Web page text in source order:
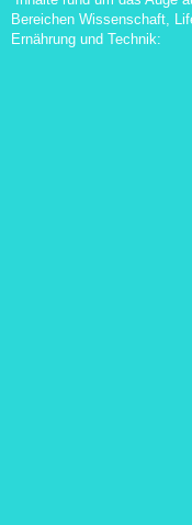
Bereichen Wissenschaft,
Ernährung und Technik: